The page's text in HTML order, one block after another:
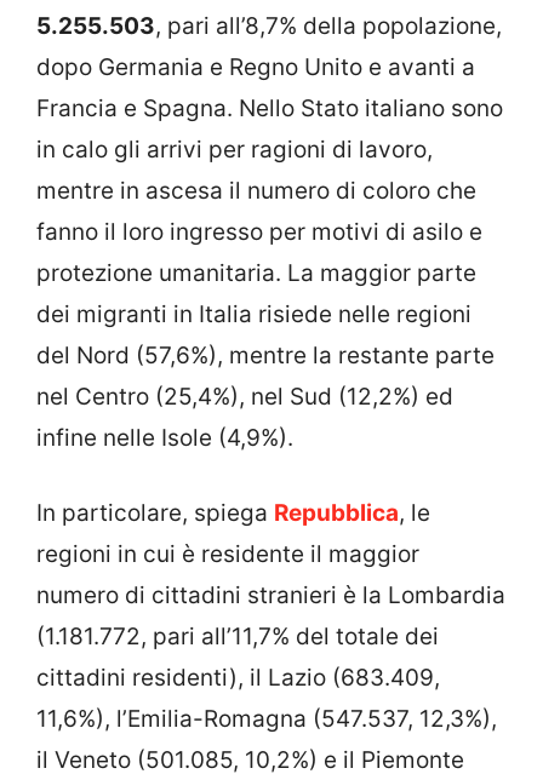
5.255.503, pari all’8,7% della popolazione,
dopo Germania e Regno Unito e avanti a
Francia e Spagna. Nello Stato italiano sono
in calo gli arrivi per ragioni di lavoro,
mentre in ascesa il numero di coloro che
fanno il loro ingresso per motivi di asilo e
protezione umanitaria. La maggior parte
dei migranti in Italia risiede nelle regioni
del Nord (57,6%), mentre la restante parte
nel Centro (25,4%), nel Sud (12,2%) ed
infine nelle Isole (4,9%).
In particolare, spiega Repubblica, le
regioni in cui è residente il maggior
numero di cittadini stranieri è la Lombardia
(1.181.772, pari all’11,7% del totale dei
cittadini residenti), il Lazio (683.409,
11,6%), l’Emilia-Romagna (547.537, 12,3%),
il Veneto (501.085, 10,2%) e il Piemonte